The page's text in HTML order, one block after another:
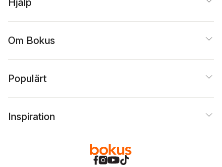
Hjälp
Om Bokus
Populärt
Inspiration